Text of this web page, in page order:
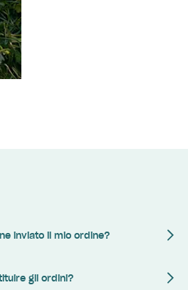
inviato il mio ordine?
gli ordini?